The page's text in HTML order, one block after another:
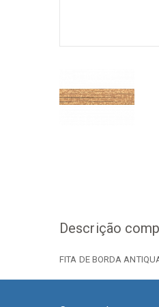
Descrição
FITA DE BORDA